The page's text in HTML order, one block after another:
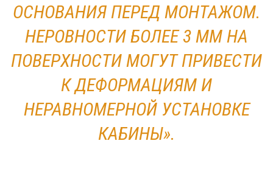
ОСНОВАНИЯ ПЕРЕД МОНТАЖОМ.
НЕРОВНОСТИ БОЛЕЕ 3 ММ НА
ПОВЕРХНОСТИ МОГУТ ПРИВЕСТИ
К ДЕФОРМАЦИЯМ И
НЕРАВНОМЕРНОЙ УСТАНОВКЕ
КАБИНЫ».